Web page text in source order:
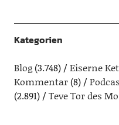
Kategorien
Blog(3.748) Eiserne
Kommentar(8)
(2.891)
Teve Tor des